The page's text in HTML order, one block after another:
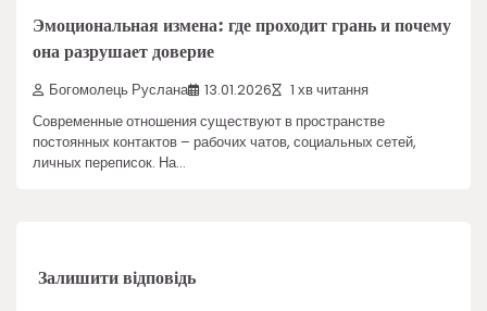
Эмоциональная измена: где проходит грань и почему
она разрушает доверие
Богомолець Руслана 13.01.2026 1 хв читання
Современные отношения существуют в пространстве
постоянных контактов – рабочих чатов, социальных сетей,
личных переписок. На…
Залишити відповідь